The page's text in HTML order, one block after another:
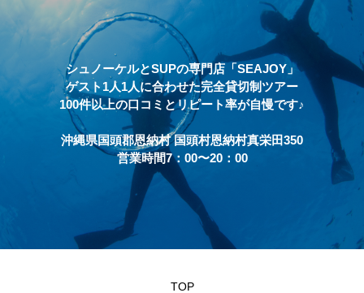
シュノーケルとSUPの専門店「SEAJOY」
ゲスト1人1人に合わせた完全貸切制ツアー
100件以上の口コミとリピート率が自慢です♪
沖縄県国頭郡恩納村 国頭村恩納村真栄田350
営業時間7：00〜20：00
TOP